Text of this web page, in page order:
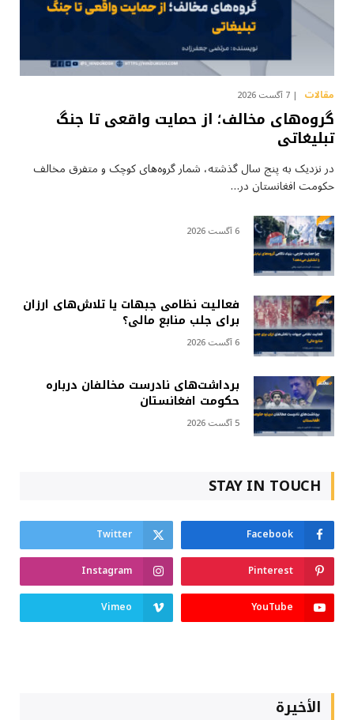
مقالات 7 آگست 2026
گروه‌های مخالف؛ از حمایت واقعی تا جنگ
تبلیغاتی
در نزدیک به پنج سال گذشته، شمار گروه‌های کوچک و متفرق مخالف
حکومت افغانستان در…
6 آگست 2026
فعالیت نظامی جبهات یا تلاش‌های ارزان
برای جلب منابع مالی؟
6 آگست 2026
برداشت‌های نادرست مخالفان درباره
حکومت افغانستان
5 آگست 2026
STAY IN TOUCH
Facebook
Twitter
Pinterest
Instagram
YouTube
Vimeo
الأخيرة